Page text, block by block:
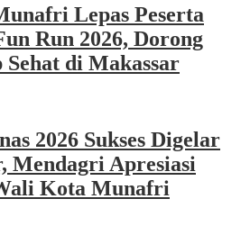
Lepas Peserta
Run 2026, Dorong
di Makassar
2026 Sukses Digelar
Mendagri Apresiasi
Kota Munafri